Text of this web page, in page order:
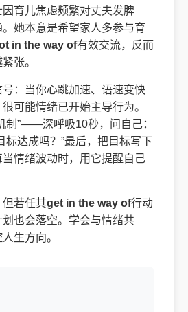
因育儿焦虑频繁对丈夫发脾
她本意是希望家人多参与育
in the way of有效交流，反而
张。
：当你心跳加速、语速变快
可能情绪已开始主导行为。
制”——深呼吸10秒，问自己：
标达成吗？”最后，把目标写下
情绪波动时，用它提醒自己
但若任其get in the way of行动
也会落空。学会与情绪共
生方向。